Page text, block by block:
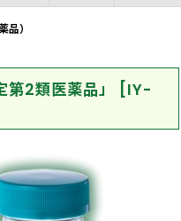
）
2類医薬品」 [IY-